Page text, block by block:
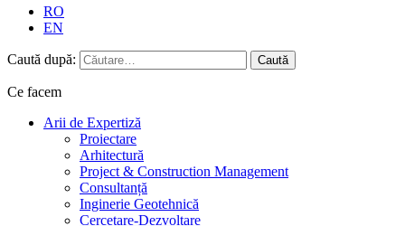
RO
EN
Caută după:
Ce facem
Arii de Expertiză
Proiectare
Arhitectură
Project & Construction Management
Consultanță
Inginerie Geotehnică
Cercetare-Dezvoltare